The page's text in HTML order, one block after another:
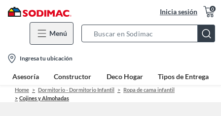
Inicia sesión 0
Menú
Bar
location-
icon
Ingresa tu ubicación
Asesoría Constructor Deco Hogar Tipos de Entrega
Home Dormitorio - Dormitorio Infantil
Ropa de cama infantil
Cojines y Almohadas